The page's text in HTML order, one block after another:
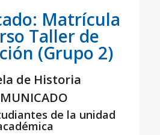
Matrícula
Taller de
(Grupo 2)
de Historia
de la unidad